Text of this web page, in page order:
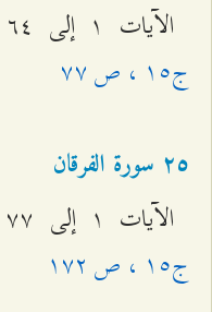
الآيات ۱ إلى ٦٤ --------------------------------
ج۱٥ ، ص ۷۷
٢٥ سورة الفرقان
الآيات ۱ إلى ۷۷ --------------------------------
ج۱٥ ، ص ۱۷٢